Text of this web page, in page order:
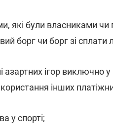
які були власниками
борг чи борг зі сплати
азартних ігор виключно
інших
у спорті;